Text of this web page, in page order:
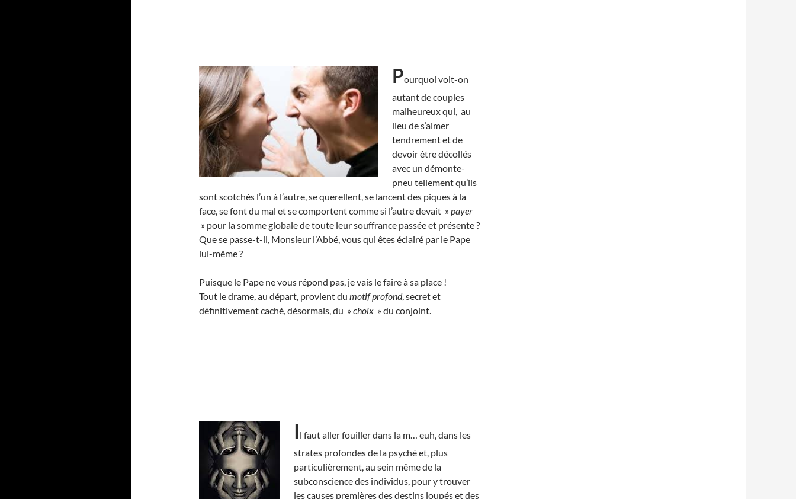
Pourquoi voit-on
autant de couples
malheureux qui, au
lieu de s’aimer
tendrement et de
devoir être décollés
avec un démonte-
pneu tellement qu’ils
sont scotchés l’un à l’autre, se querellent, se lancent des piques à la
face, se font du mal et se comportent comme si l’autre devait »payer
» pour la somme globale de toute leur souffrance passée et présente ?
Que se passe-t-il, Monsieur l’Abbé, vous qui êtes éclairé par le Pape
lui-même ?
Puisque le Pape ne vous répond pas, je vais le faire à sa place !
Tout le drame, au départ, provient du motif profond, secret et
définitivement caché, désormais, du »choix » du conjoint.
Il faut aller fouiller dans la m… euh, dans les
strates profondes de la psyché et, plus
particulièrement, au sein même de la
subconscience des individus, pour y trouver
les causes premièresdes destins loupés et des